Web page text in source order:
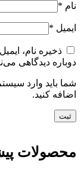
نام *
ایمیل *
ذخیره نام،
دوباره دیدگاهی
شما باید وارد
اضافه کنید.
محصولات